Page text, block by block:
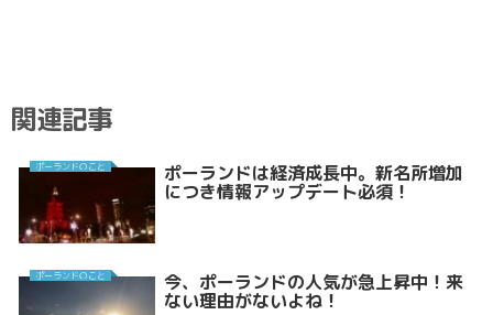
関連記事
ポーランドのこと ポーランドは経済成長中。新名所増加
につき情報アップデート必須！
ポーランドのこと 今、ポーランドの人気が急上昇中！来
ない理由がないよね！